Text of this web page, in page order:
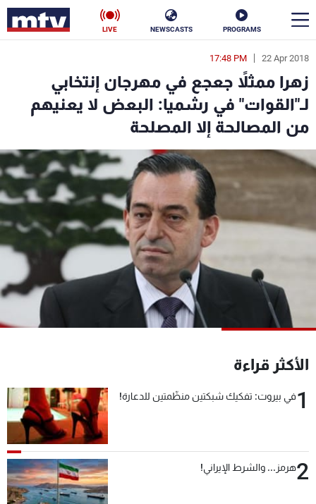
PROGRAMS
NEWSCASTS
LIVE
22 Apr 2018
17:48 PM
زهرا ممثلاً جعجع في مهرجان إنتخابي
لـ"القوات" في رشميا: البعض لا يعنيهم
من المصالحة إلا المصلحة
الأكثر قراءة
1في بيروت: تفكيك شبكتين منظّمتين للدعارة!
2هرمز... والشرط الإيراني!
en
الأخبار
سياسة ناس
إقتصاد فن
رياضة
كأس العالم
البرامج
جدول البرامج
شاهد البرامج
عن MTV
الإنـتـاج
وظائف
شروط الإسـتخدام
سياسة الخصوصية